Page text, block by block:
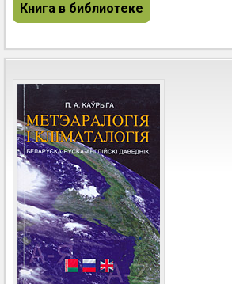
Книга в библиотеке